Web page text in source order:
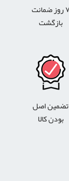
۷ روز ضمانت
بازگشت
تضمین اصل
بودن کالا